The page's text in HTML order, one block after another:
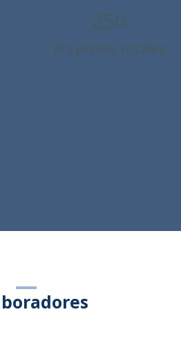
250
Proyectos totales